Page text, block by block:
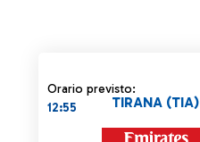
Orario previsto:
12:55
TIRANA (TIA)